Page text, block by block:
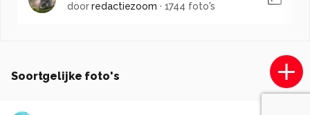
doorredactiezoom · 1744 foto's
Soortgelijke foto's